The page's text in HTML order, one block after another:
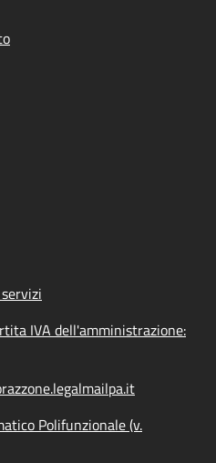
IVA dell'amministrazione:
Polifunzionale (v.